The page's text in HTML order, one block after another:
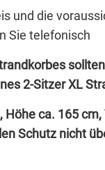
und die
Sie telefonisch
2-Sitzer XL
Höhe ca. 165
Schutz nicht